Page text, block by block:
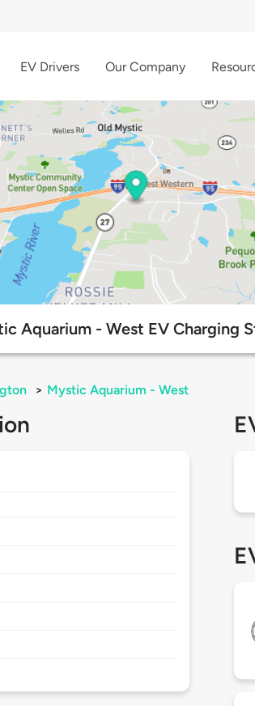
EV Drivers Our Company
Aquarium - West EV Charging
> Mystic Aquarium - West